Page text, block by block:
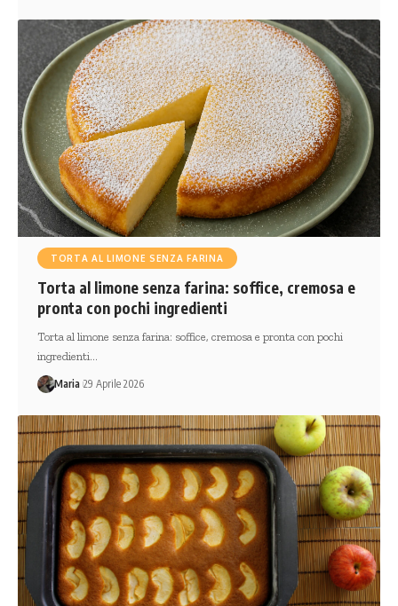
TORTA AL LIMONE SENZA FARINA
Torta al limone senza farina: soffice, cremosa e
pronta con pochi ingredienti
Torta al limone senza farina: soffice, cremosa e pronta con pochi
ingredienti…
Maria 29 Aprile 2026